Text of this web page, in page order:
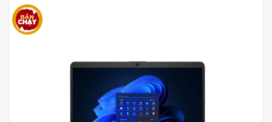
đó, các tùy chọn kết nối hiện đại như USBC giúp
người dùng dễ dàng kết nối với các thiết bị ngoại